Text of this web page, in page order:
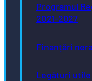
Programul
2021-2027
Finanțări
Legături utile